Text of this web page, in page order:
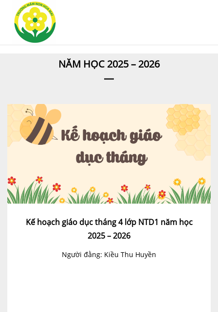
NĂM HỌC 2025 – 2026
Kế hoạch giáo dục tháng 4 lớp NTD1 năm học
2025 – 2026
Người đằng: Kiều Thu Huyền